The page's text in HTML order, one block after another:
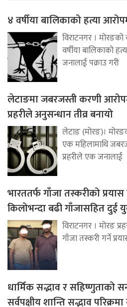
४ वर्षीया बालिकाको हत्या
विराटनगर । मोरङको
वर्षीया बालिकाको
जनालाई पक्राउ गरी
लेटाङमा जबरजस्ती करणी
प्रहरीले अनुसन्धान तीव्र बनायो
लेटाङ (मोरङ)।
एक महिलामाथि
प्रहरीले एक जनालाई
भारततर्फ गाँजा तस्करीको
किलोभन्दा बढी गाँजासहित दुई
विराटनगर । मोरङ
गाँजा तस्करी गर्ने
धार्मिक सद्भाव र सहिष्णुताको
सर्वपक्षीय शान्ति सद्भाव परिक्रमा